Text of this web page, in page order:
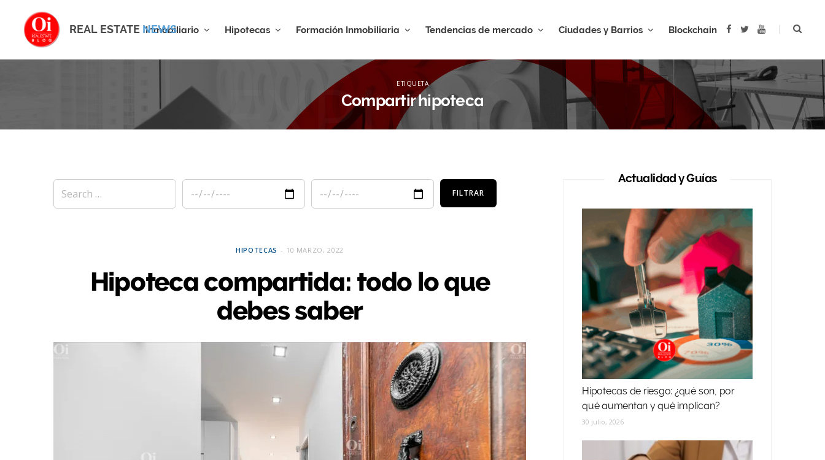
REAL ESTATE NEWS
Inmobiliario Hipotecas Formación Inmobiliaria Tendencias de mercado Ciudades y Barrios Blockchain
o
o
k
e
r
Y
u
b
e
ETIQUETA
Compartir hipoteca
EXPLORAR
HIPOTECAS 10 MARZO, 2022
Hipoteca compartida: todo lo que
debes saber
Actualidad y Guías
Hipotecas de riesgo: ¿qué son, por
qué aumentan y qué implican?
30 julio, 2026